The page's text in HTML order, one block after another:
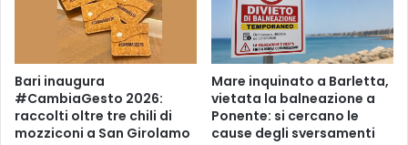
s
s
o
T
3
7
e
n
Bari inaugura
#CambiaGesto 2026:
raccolti oltre tre chili di
mozziconi a San Girolamo
Mare inquinato a Barletta,
vietata la balneazione a
Ponente: si cercano le
cause degli sversamenti